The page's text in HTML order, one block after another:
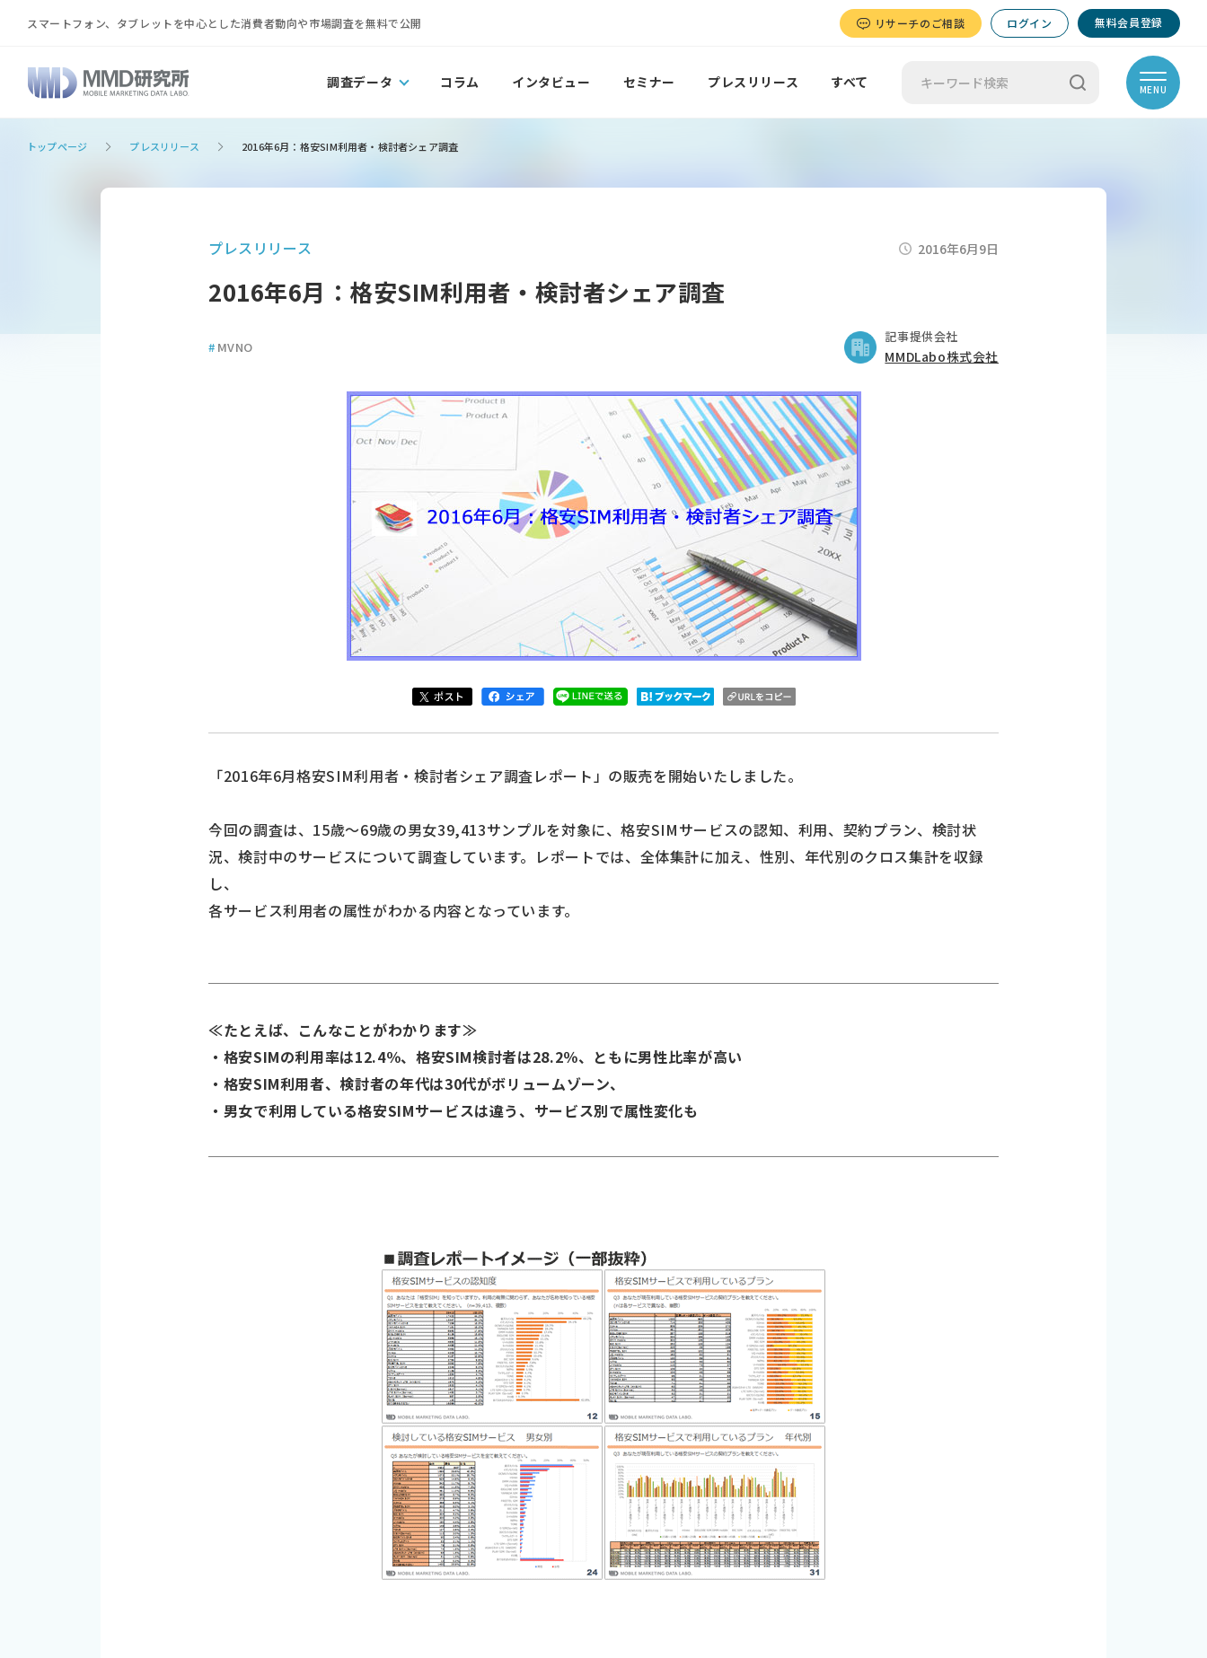
スマートフォン、タブレットを中心とした消費者動向や市場調査を無料で公開 リサーチのご相談 ログイン 無料会員登録
調査データ コラム インタビュー セミナー プレスリリース すべて MENU
トップページ プレスリリース 2016年6月：格安SIM利用者・検討者シェア調査
プレスリリース 2016年6月9日
2016年6月：格安SIM利用者・検討者シェア調査
# MVNO
記事提供会社
MMDLabo株式会社
「2016年6月格安SIM利用者・検討者シェア調査レポート」の販売を開始いたしました。
今回の調査は、15歳～69歳の男女39,413サンプルを対象に、格安SIMサービスの認知、利用、契約プラン、検討状
況、検討中のサービスについて調査しています。レポートでは、全体集計に加え、性別、年代別のクロス集計を収録
し、
各サービス利用者の属性がわかる内容となっています。
≪たとえば、こんなことがわかります≫
・格安SIMの利用率は12.4％、格安SIM検討者は28.2％、ともに男性比率が高い
・格安SIM利用者、検討者の年代は30代がボリュームゾーン、
・男女で利用している格安SIMサービスは違う、サービス別で属性変化も